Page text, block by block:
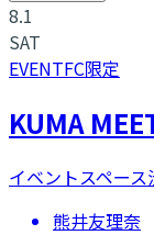
8.1
SAT
EVENTFC限定
KUMA
イベントスペース
熊井友理奈